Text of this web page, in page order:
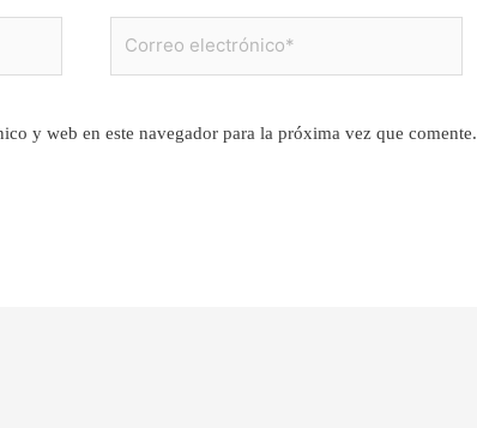
y web en este navegador para la próxima vez que comente.